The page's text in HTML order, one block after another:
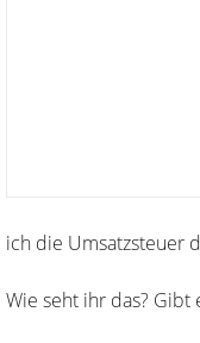
ich die Umsatzsteuer
Wie seht ihr das? Gibt